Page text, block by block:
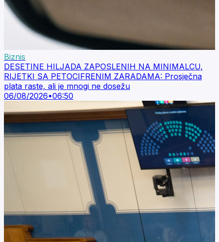
Biznis
DESETINE HILJADA ZAPOSLENIH NA MINIMALCU,
RIJETKI SA PETOCIFRENIM ZARADAMA: Prosječna
plata raste, ali je mnogi ne dosežu
06/08/2026•06:50